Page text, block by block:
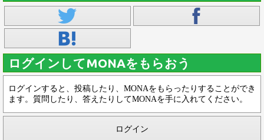
ログインしてMONAをもらおう
ログインすると、投稿したり、MONAをもらったりすることができ
ます。質問したり、答えたりしてMONAを手に入れてください。
ログイン